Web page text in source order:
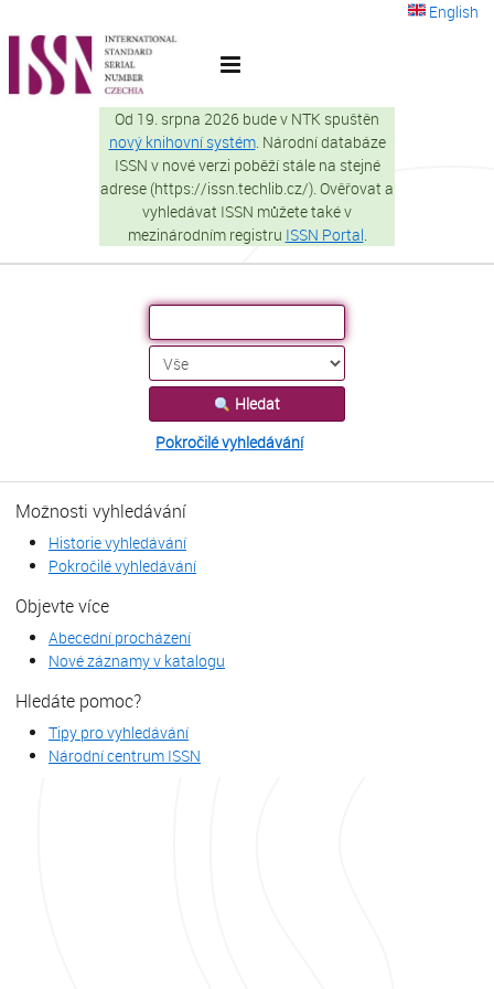
English
VuFind
Od 19. srpna 2026 bude v NTK spuštěn
nový knihovní systém. Národní databáze
ISSN v nové verzi poběží stále na stejné
adrese (https://issn.techlib.cz/). Ověřovat a
vyhledávat ISSN můžete také v
mezinárodním registru ISSN Portal.
Hledat
Pokročilé vyhledávání
Možnosti vyhledávání
Historie vyhledávání
Pokročilé vyhledávání
Objevte více
Abecední procházení
Nové záznamy v katalogu
Hledáte pomoc?
Tipy pro vyhledávání
Národní centrum ISSN